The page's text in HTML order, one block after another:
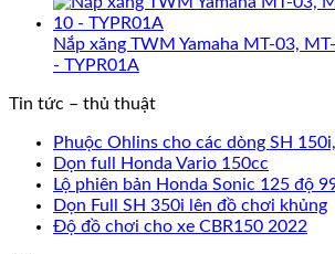
Nắp xăng TWM Yamaha MT-03,
- TYPR01A
Tin tức – thủ thuật
Phuộc Ohlins cho các dòng SH
Dọn full Honda Vario 150cc
Lộ phiên bản Honda Sonic 125 độ
Dọn Full SH 350i lên đồ chơi khủng
Độ đồ chơi cho xe CBR150 2022